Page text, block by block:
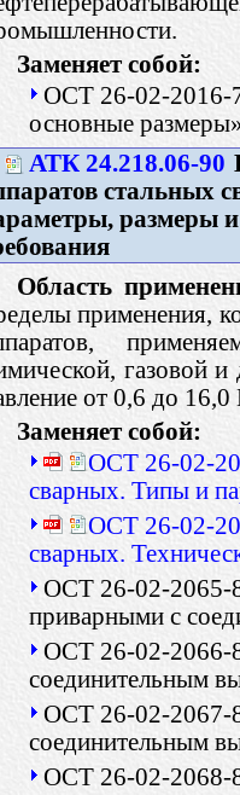
Заменяет собой:
ОСТ 26-02-2016-
основные
АТК 24.218.06-90
стальных
размеры
Область
применения,
газовой
от 0,6 до
Заменяет собой:
ОСТ 26-02-
сварных. Типы и
ОСТ 26-02-
сварных.
ОСТ 26-02-2065-
приварными с
ОСТ 26-02-2066-
соединительным
ОСТ 26-02-2067-
соединительным
ОСТ 26-02-2068-